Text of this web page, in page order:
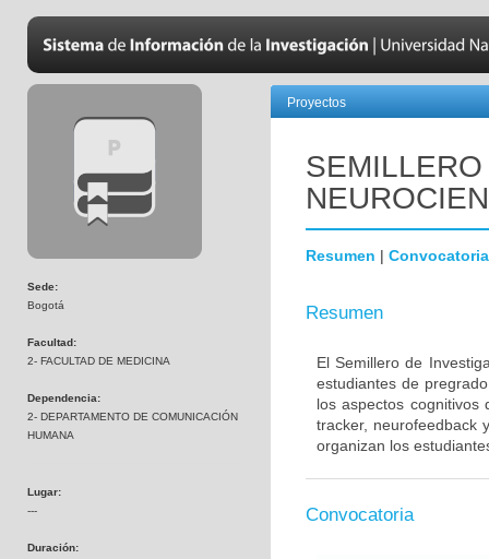
Sede:
Bogotá
Facultad:
2- FACULTAD DE MEDICINA
Dependencia:
2- DEPARTAMENTO DE COMUNICACIÓN
HUMANA
Lugar:
---
Duración:
Proyectos
Resumen | Convocatoria
Resumen
El Semillero de
estudiantes de
los aspectos cognitivos
tracker, neurofeedback
organizan los
Convocatoria